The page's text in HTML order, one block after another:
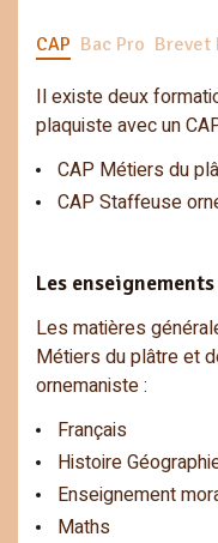
CAP Bac Pro Brevet
Il existe deux
plaquiste avec un
CAP Métiers du
CAP Staffeuse
Les
Les matières
Métiers du plâtre et
ornemaniste :
Français
Histoire
Enseignement
Maths